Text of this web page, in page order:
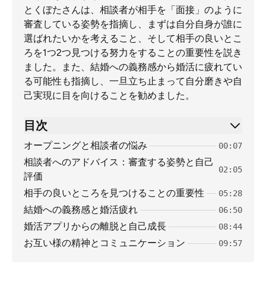
とくぼたさんは、相談者が相手を「面接」のように
審査している姿勢を指摘し、まずは自分自身が誰に
選ばれたいかを考えること、そして相手の良いとこ
ろを1つ2つ見つける努力をすることの重要性を説き
ました。また、結婚への義務感から婚活に疲れてい
る可能性も指摘し、一旦立ち止まって自分磨きや自
己実現に目を向けることを勧めました。
目次
オープニングと相談者の悩み 00:07
相談者へのアドバイス：審査する姿勢と自己
評価
02:05
相手の良いところを見つけることの重要性 05:28
結婚への義務感と婚活疲れ 06:50
婚活アプリからの離脱と自己成長 08:44
お互い様の精神とコミュニケーション 09:57